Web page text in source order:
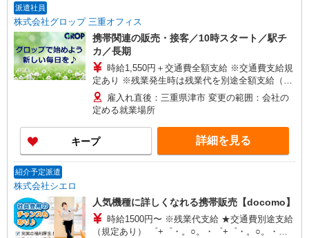
派遣社員
株式会社グロップ 三重オフィス
携帯関連の販売・接客／10時スタート／駅チ
カ／長期
時給1,550円＋交通費全額支給 ※交通費支給規
定あり ※残業発生時は残業代を別途全額支給（法
定基準通り） ※給与の希望日払い（週払い）制度
あり 【月収例】＊月22日勤務の場合 時給1,550円
×8時間×22日＝272,800円＋交通費
雇入れ直後：三重県津市 変更の範囲：会社の
定める就業場所
キープ 詳細を見る
紹介予定派遣
株式会社シエロ
人気機種に詳しくなれる携帯販売【docomo】
時給1500円〜 ※残業代支給 ★交通費別途支給
（規定あり） ゜+゜・。○。・゜+゜・。○。・゜